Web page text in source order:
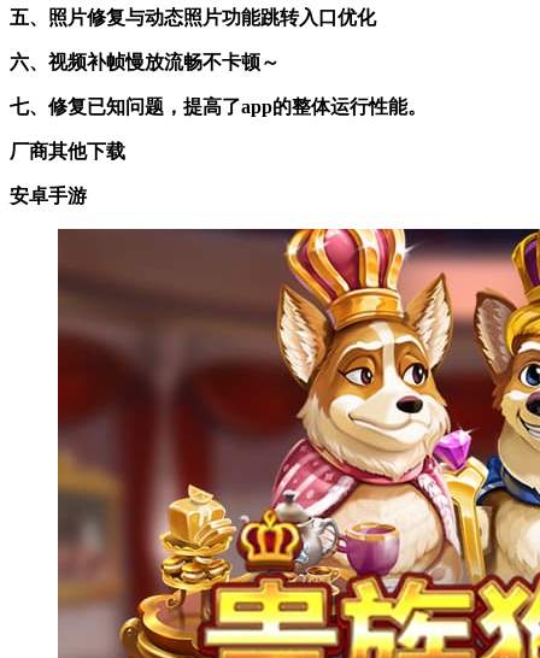
五、照片修复与动态照片功能跳转入口优化
六、视频补帧慢放流畅不卡顿～
七、修复已知问题，提高了app的整体运行性能。
厂商其他下载
安卓手游